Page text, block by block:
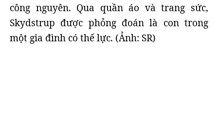
công nguyên. Qua quần áo và trang sức,
Skydstrup được phỏng đoán là con trong
một gia đình có thế lực. (Ảnh: SR)